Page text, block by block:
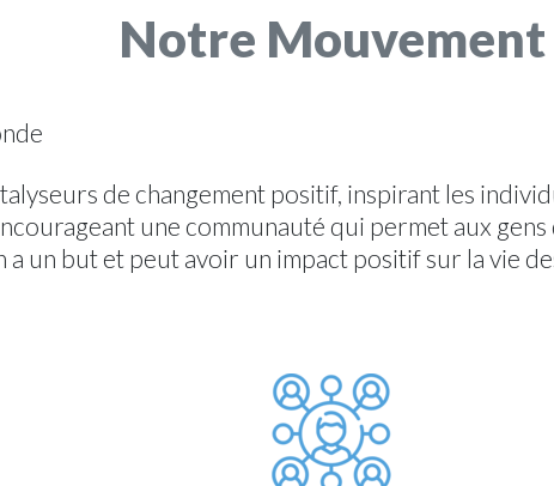
Notre Mouvement
de changement positif, inspirant les
une communauté qui permet aux
un but et peut avoir un impact positif sur la vie